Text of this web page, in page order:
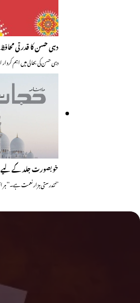
دہی حسن کا قدرتی محافظ
دہی حسن کی بحالی میں اہم
خوبصورت جلد کے
’’تندرستی ہزار نعمت ہے۔‘‘